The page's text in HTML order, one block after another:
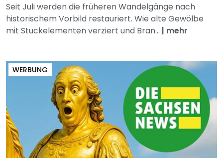
Seit Juli werden die früheren Wandelgänge nach
historischem Vorbild restauriert. Wie alte Gewölbe
mit Stuckelementen verziert und Bran... | mehr
WERBUNG